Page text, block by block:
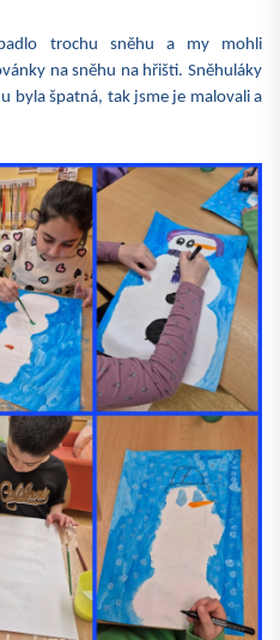
trochu sněhu a my mohli
na sněhu na hřišti. Sněhuláky
byla špatná, tak jsme je malovali a